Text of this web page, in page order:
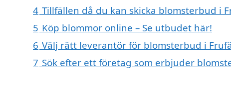
4 Tillfällen då du kan skicka blomsterbud i
5 Köp blommor online – Se utbudet här!
6 Välj rätt leverantör för blomsterbud i
7 Sök efter ett företag som erbjuder